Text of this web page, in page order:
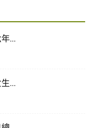
...
...